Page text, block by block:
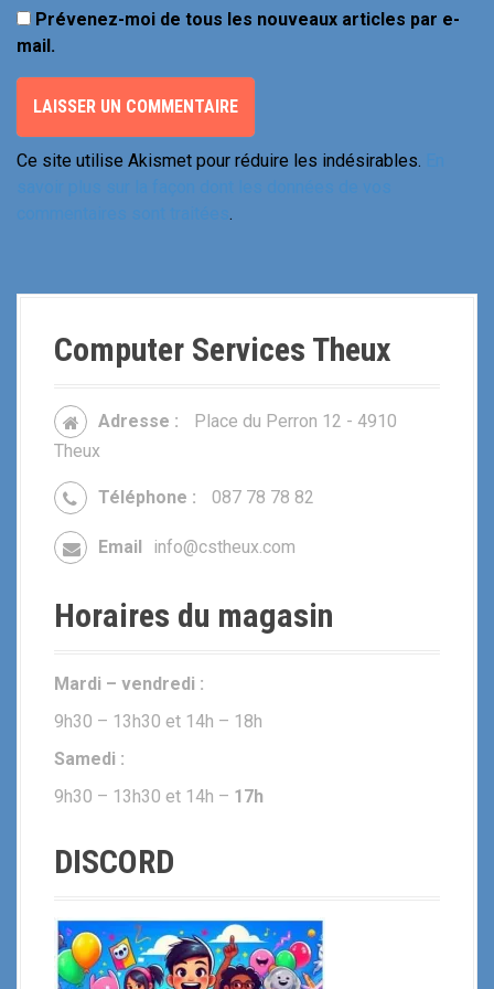
Prévenez-moi de tous les nouveaux articles par e-
mail.
Ce site utilise Akismet pour réduire les indésirables.
.
Computer Services Theux
Adresse :
Place du Perron 12 - 4910
Theux
Téléphone : 087 78 78 82
Email info@cstheux.com
Horaires du magasin
Mardi – vendredi :
9h30 – 13h30 et 14h – 18h
Samedi :
9h30 – 13h30 et 14h – 17h
DISCORD